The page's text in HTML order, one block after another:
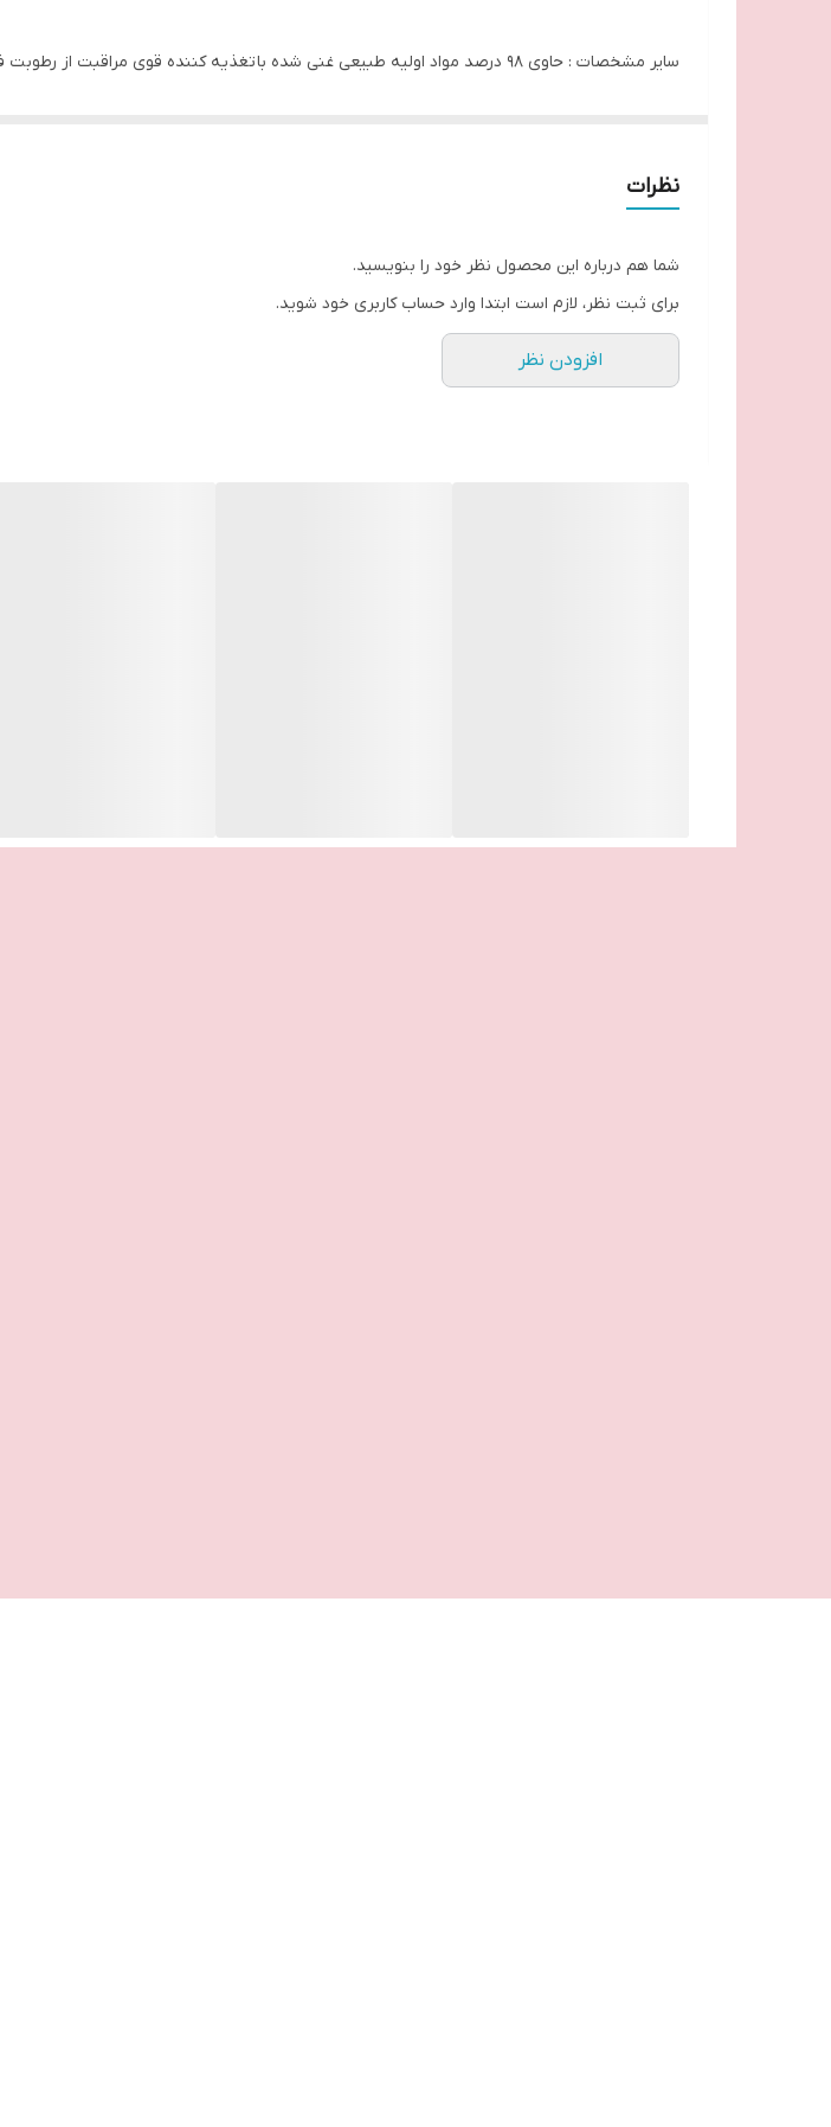
سایر مشخصات : حاوی ۹۸ درصد مواد اولیه طبیعی غنی شده با تغذیه کننده قوی مراقبت از رطوبت فوق العاده را به مدت ۴۸ ساعت ارائه می دهد.
نوع : طبیعی
نظرات
شما هم درباره این محصول نظر خود را بنویسید.
برای ثبت نظر، لازم است ابتدا وارد حساب کاربری خود شوید.
افزودن نظر